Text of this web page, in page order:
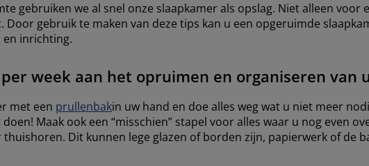
gebruiken we al snel onze slaapkamer als opslag. Niet alleen
Door gebruik te maken van deze tips kan u een opgeruimde
en inrichting.
week aan het opruimen en organiseren van
met een prullenbakin uw hand en doe alles weg wat u niet meer
Maak ook een “misschien” stapel voor alles waar u nog even
Dit kunnen lege glazen of borden zijn, papierwerk of de